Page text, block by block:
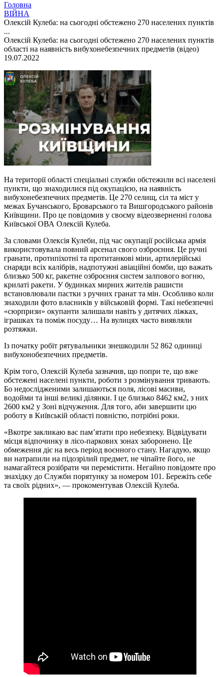
Головна
ВІЙНА
Олексій Кулеба: на сьогодні обстежено 270 населених пунктів
...
Олексій Кулеба: на сьогодні обстежено 270 населених пунктів
області на наявність вибухонебезпечних предметів (відео)
19.07.2022
На території області спеціальні служби обстежили всі населені
пункти, що знаходилися під окупацією, на наявність
вибухонебезпечних предметів. Це 270 селищ, сіл та міст у
межах Бучанського, Броварського та Вишгородського районів
Київщини. Про це повідомив у своєму відеозверненні голова
Київської ОВА Олексій Кулеба.
За словами Олексія Кулеби, під час окупації російська армія
використовувала повний арсенал свого озброєння. Це ручні
гранати, протипіхотні та протитанкові міни, артилерійські
снаряди всіх калібрів, надпотужні авіаційні бомби, що важать
близько 500 кг, ракетне озброєння систем залпового вогню,
крилаті ракети. У будинках мирних жителів рашисти
встановлювали пастки з ручних гранат та мін. Особливо коли
знаходили фото власників у військовій формі. Такі небезпечні
«сюрпризи» окупанти залишали навіть у дитячих ліжках,
іграшках та поміж посуду… На вулицях часто виявляли
розтяжки.
Із початку робіт рятувальники знешкодили 52 862 одиниці
вибухонобезпечних предметів.
Крім того, Олексій Кулеба зазначив, що попри те, що вже
обстежені населені пункти, роботи з розмінування тривають.
Бо недослідженими залишаються поля, лісові масиви,
водойми та інші великі ділянки. І це близько 8462 км2, з них
2600 км2 у Зоні відчуження. Для того, аби завершити цю
роботу в Київській області повністю, потрібні роки.
«Вкотре закликаю вас пам’ятати про небезпеку. Відвідувати
місця відпочинку в лісо-паркових зонах заборонено. Це
обмеження діє на весь період воєнного стану. Нагадую, якщо
ви натрапили на підозрілий предмет, не чіпайте його, не
намагайтеся розібрати чи перемістити. Негайно повідомте про
знахідку до Служби порятунку за номером 101. Бережіть себе
та своїх рідних», — прокоментував Олексій Кулеба.